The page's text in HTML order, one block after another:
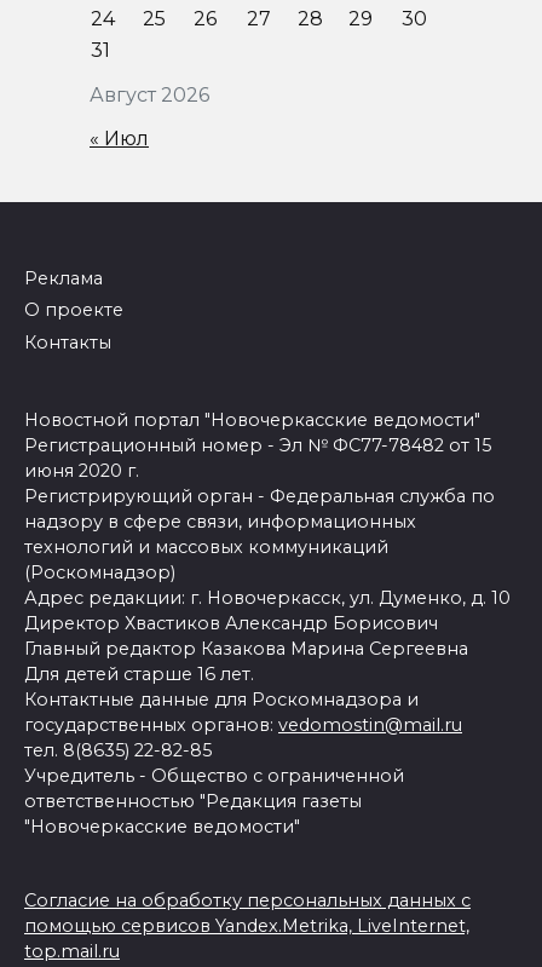
Август 2026
24
25 26 27 28 29
30
31
« Июл
Реклама
О проекте
Контакты
Новостной портал "Новочеркасские ведомости"
Регистрационный номер - Эл № ФС77-78482 от 15
июня 2020 г.
Регистрирующий орган - Федеральная служба по
надзору в сфере связи, информационных
технологий и массовых коммуникаций
(Роскомнадзор)
Адрес редакции: г. Новочеркасск, ул. Думенко, д. 10
Директор Хвастиков Александр Борисович
Главный редактор Казакова Марина Сергеевна
Для детей старше 16 лет.
Контактные данные для Роскомнадзора и
государственных органов: vedomostin@mail.ru
тел. 8(8635) 22-82-85
Учредитель - Общество с ограниченной
ответственностью "Редакция газеты
"Новочеркасские ведомости"
Согласие на обработку персональных данных с
помощью сервисов Yandex.Metrika, LiveInternet,
top.mail.ru